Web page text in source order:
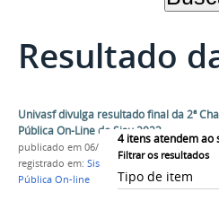
Resultado
4itens atendem ao
Filtrar os resultados
Tipo de item
Univasf divulga resultado final da 2ª
Pública On-Line do Sisu 2023
publicado em 06/10/2023
registrado em: Sisu 2023,PS-ICG 2023,
Pública On-line